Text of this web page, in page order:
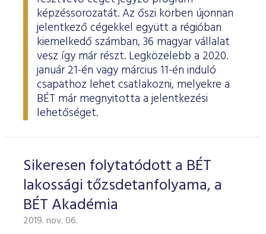
képzéssorozatát. Az őszi körben újonnan
jelentkező cégekkel együtt a régióban
kiemelkedő számban, 36 magyar vállalat
vesz így már részt. Legközelebb a 2020.
január 21-én vagy március 11-én induló
csapathoz lehet csatlakozni, melyekre a
BÉT már megnyitotta a jelentkezési
lehetőséget.
Sikeresen folytatódott a BÉT
lakossági tőzsdetanfolyama, a
BÉT Akadémia
2019. nov. 06.